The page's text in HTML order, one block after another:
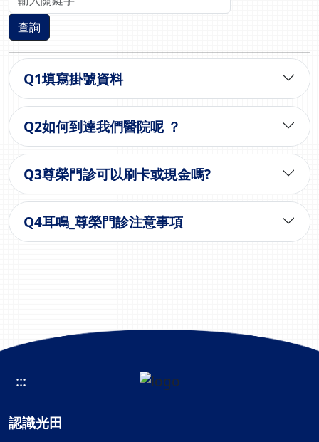
查詢
Q1填寫掛號資料
Q2如何到達我們醫院呢 ？
Q3尊榮門診可以刷卡或現金嗎?
Q4耳鳴_尊榮門診注意事項
:::
認識光田